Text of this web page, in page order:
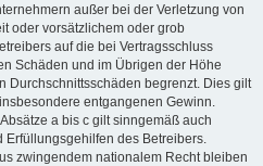
außer bei der Verletzung von
oder vorsätzlichem oder grob
auf die bei Vertragsschluss
Schäden und im Übrigen der Höhe
Durchschnittsschäden begrenzt. Dies gilt
entgangenen Gewinn.
a bis c gilt sinngemäß auch
des Betreibers.
zwingendem nationalem Recht bleiben